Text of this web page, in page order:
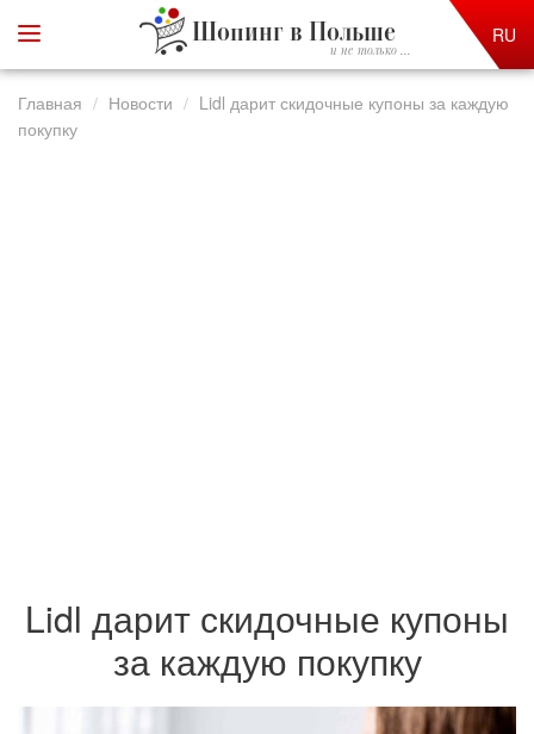
Шопинг в Польше
и не только ...
RU
Главная Новости
Lidl дарит скидочные купоны за каждую
покупку
Lidl дарит скидочные купоны
за каждую покупку